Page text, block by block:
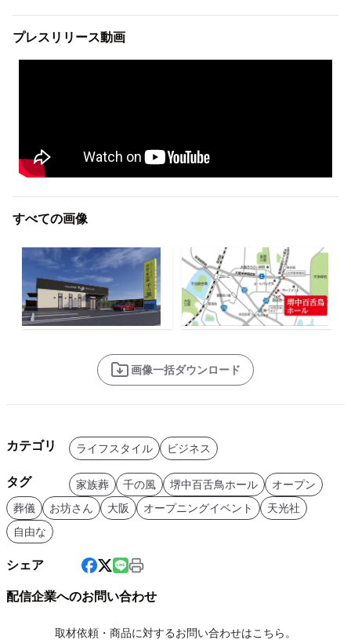
プレスリリース動画
すべての画像
画像一括ダウンロード
カテゴリ ライフスタイル ビジネス
タグ 家族葬 千の風 堺中百舌鳥ホール
オープン
葬儀
お坊さん 大阪 オープニングイベント
天光社
自由な
シェア
配信企業へのお問い合わせ
取材依頼・商品に対するお問い合わせはこちら。